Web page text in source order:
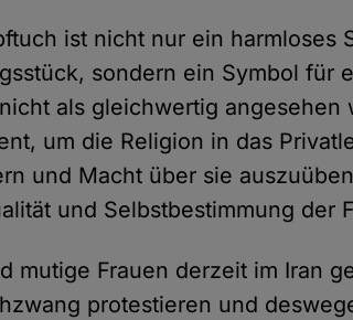
ist nicht nur ein harmloses
sondern ein Symbol für
als gleichwertig
um die Religion in das
und Macht über sie
und Selbstbestimmung der
mutige Frauen derzeit im Iran
protestieren und